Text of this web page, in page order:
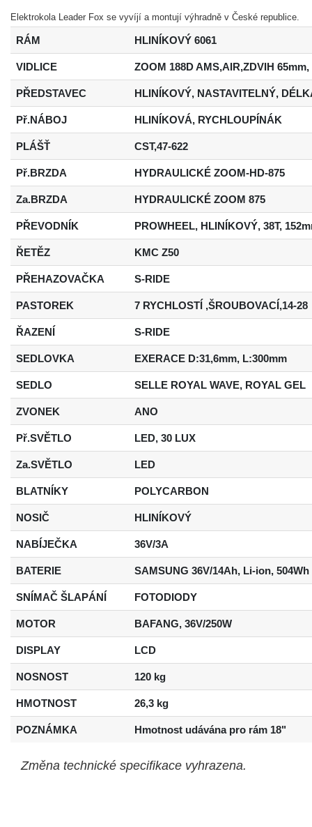
Elektrokola Leader Fox se vyvíjí a montují výhradně v České republice.
RÁM HLINÍKOVÝ 6061
VIDLICE ZOOM 188D AMS,AIR,ZDVIH
PŘEDSTAVEC HLINÍKOVÝ, NASTAVITELNÝ,
Př.NÁBOJ HLINÍKOVÁ, RYCHLOUPÍNÁK
PLÁŠŤ CST,47-622
Př.BRZDA HYDRAULICKÉ ZOOM-HD-875
Za.BRZDA HYDRAULICKÉ ZOOM 875
PŘEVODNÍK PROWHEEL, HLINÍKOVÝ, 38T,
ŘETĚZ KMC Z50
PŘEHAZOVAČKA S-RIDE
PASTOREK 7 RYCHLOSTÍ ,ŠROUBOVACÍ,14-28
ŘAZENÍ S-RIDE
SEDLOVKA EXERACE D:31,6mm, L:300mm
SEDLO SELLE ROYAL WAVE, ROYAL GEL
ZVONEK ANO
Př.SVĚTLO LED, 30 LUX
Za.SVĚTLO LED
BLATNÍKY POLYCARBON
NOSIČ HLINÍKOVÝ
NABÍJEČKA 36V/3A
BATERIE SAMSUNG 36V/14Ah, Li-ion, 504Wh
SNÍMAČ ŠLAPÁNÍ FOTODIODY
MOTOR BAFANG, 36V/250W
DISPLAY LCD
NOSNOST 120 kg
HMOTNOST 26,3 kg
POZNÁMKA Hmotnost udávána pro rám 18"
Změna technické specifikace vyhrazena.